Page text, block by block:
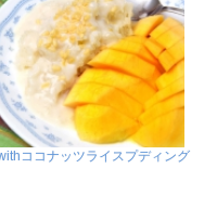
ココナッツライスプディング